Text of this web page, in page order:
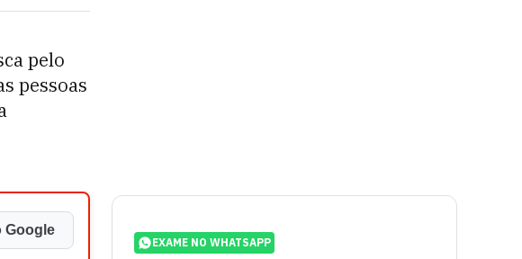
pelo
pessoas
Google
EXAME NO WHATSAPP